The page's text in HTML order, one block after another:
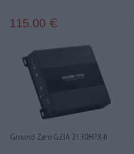
115.00 €
Ground Zero GZIA 2130HPX-II